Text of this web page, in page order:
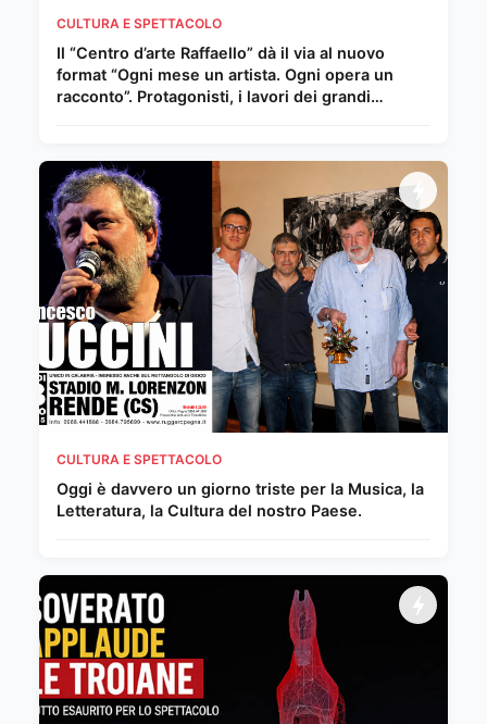
CULTURA E SPETTACOLO
Il “Centro d’arte Raffaello” dà il via al nuovo
format “Ogni mese un artista. Ogni opera un
racconto”. Protagonisti, i lavori dei grandi
CULTURA E SPETTACOLO
Oggi è davvero un giorno triste per la Musica, la
Letteratura, la Cultura del nostro Paese.